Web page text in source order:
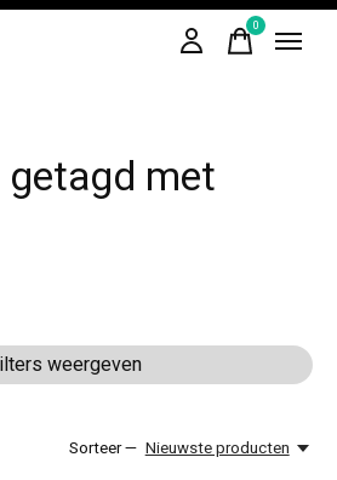
0items
met
weergeven
Sorteer — Nieuwste producten